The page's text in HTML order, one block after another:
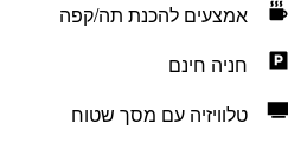
אמצעים להכנת תה/קפה
חניה חינם
טלוויזיה עם מסך שטוח